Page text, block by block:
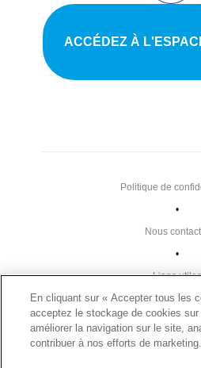
ACCÉDEZ À
Liens utiles
•
Nous
•
Politique de
Paramètres des
En cliquant sur « Accepter tous les
acceptez le stockage de cookies sur
améliorer la navigation sur le site,
contribuer à nos efforts de marketing.